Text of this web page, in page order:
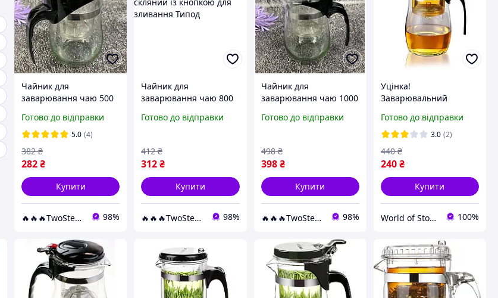
Чайник для
заварювання чаю 500
Заварник скляний із
кнопкою для зливання
Типод
Готово до відправки
5.0 (4)
282₴
382 ₴
Купити
🔥🔥🔥TwoStep🔥🔥🔥 98%
Чайник для
заварювання чаю 800
Заварник скляний із
Типод
Готово до відправки
312₴
412 ₴
Купити
🔥🔥🔥TwoStep🔥🔥🔥 98%
Чайник для
заварювання чаю 1000
Заварник скляний із
Типод
Готово до відправки
398 ₴
498 ₴
Купити
🔥🔥🔥TwoStep🔥🔥🔥 98%
Уцінка!
Заварювальний
кнопкою, заварник
гунфу із жароміцного
скла, чайник для
заварювання чаю з
фільтром
Готово до відправки
3.0 (2)
240₴
440 ₴
Купити
World of Stone 100%